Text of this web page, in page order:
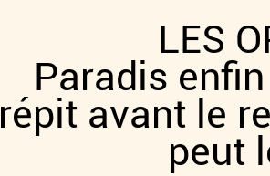
LES
Paradis
répit avant le
peut